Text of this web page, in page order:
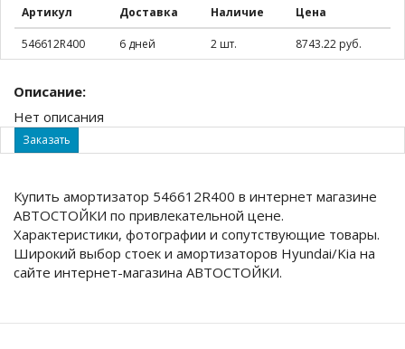
Артикул Доставка Наличие Цена
546612R400 6 дней 2 шт. 8743.22 руб.
Описание:
Нет описания
Заказать
Купить амортизатор 546612R400 в интернет магазине
АВТОСТОЙКИ по привлекательной цене.
Характеристики, фотографии и сопутствующие товары.
Широкий выбор стоек и амортизаторов Hyundai/Kia на
сайте интернет-магазина АВТОСТОЙКИ.